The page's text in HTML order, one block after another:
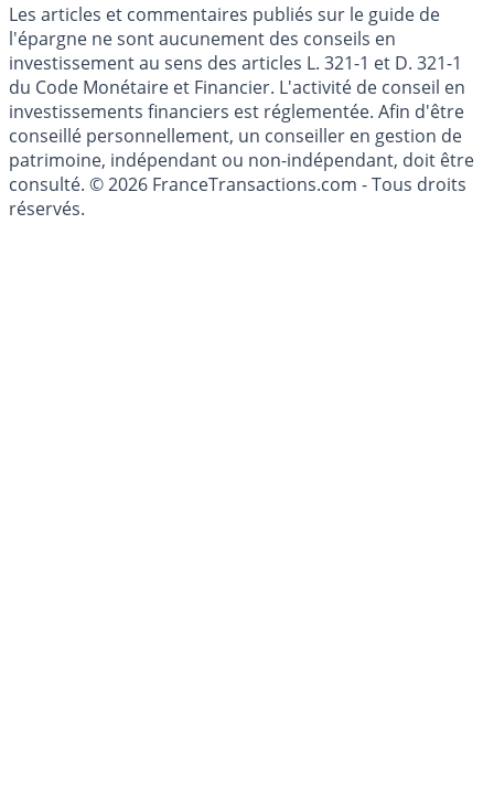
Les articles et commentaires publiés sur le guide de
l'épargne ne sont aucunement des conseils en
investissement au sens des articles L. 321-1 et D. 321-1
du Code Monétaire et Financier. L'activité de conseil en
investissements financiers est réglementée. Afin d'être
conseillé personnellement, un conseiller en gestion de
patrimoine, indépendant ou non-indépendant, doit être
consulté. © 2026 FranceTransactions.com - Tous droits
réservés.